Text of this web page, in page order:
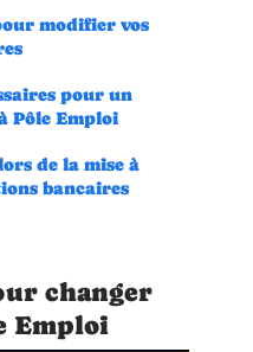
modifier vos
pour un
Pôle Emploi
de la mise à
bancaires
changer
Emploi